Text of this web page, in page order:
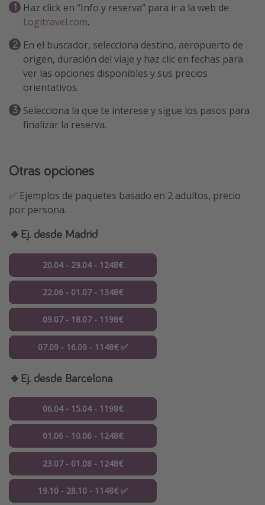
Haz click en “Info y reserva” para ir a la web de
Logitravel.com.
En el buscador, selecciona destino, aeropuerto de
origen, duración del viaje y haz clic en fechas para
ver las opciones disponibles y sus precios
orientativos.
Selecciona la que te interese y sigue los pasos para
finalizar la reserva.
Otras opciones
✅ Ejemplos de paquetes basado en 2 adultos, precio
por persona.
🔸Ej. desde Madrid
20.04 - 29.04 - 1248€
22.06 - 01.07 - 1348€
09.07 - 18.07 - 1198€
07.09 - 16.09 - 1148€ ✅
🔸Ej. desde Barcelona
06.04 - 15.04 - 1198€
01.06 - 10.06 - 1248€
23.07 - 01.08 - 1248€
19.10 - 28.10 - 1148€ ✅